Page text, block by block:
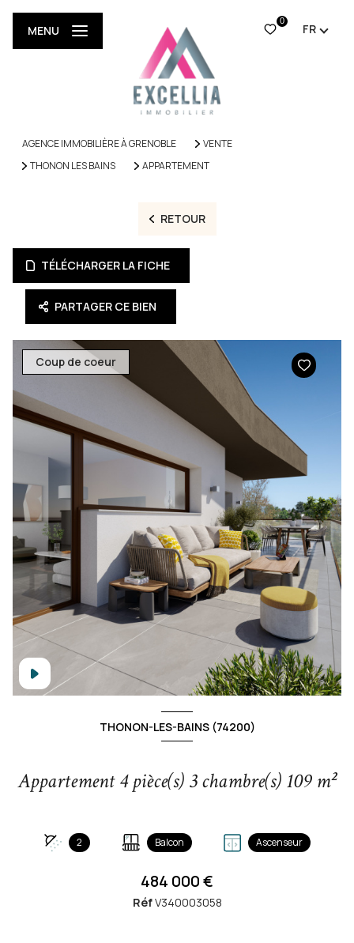
0
FR
MENU
AGENCE IMMOBILIÈRE À GRENOBLE
VENTE
THONON LES BAINS
APPARTEMENT
RETOUR
TÉLÉCHARGER LA FICHE
PARTAGER CE BIEN
Coup de coeur
THONON-LES-BAINS (74200)
Appartement 4 pièce(s) 3 chambre(s) 109 m²
2 Balcon Ascenseur
484 000 €
RéfV340003058